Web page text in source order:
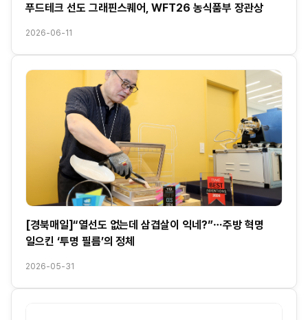
푸드테크 선도 그래핀스퀘어, WFT26 농식품부 장관상
2026-06-11
[경북매일]“열선도 없는데 삼겹살이 익네?”⋯주방 혁명
일으킨 ‘투명 필름’의 정체
2026-05-31